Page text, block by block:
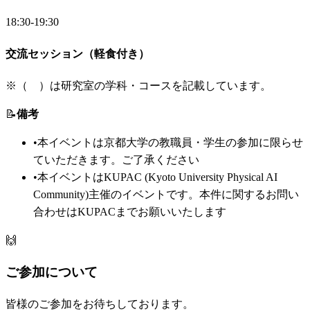
18:30-19:30
交流セッション（軽食付き）
※（ ）は研究室の学科・コースを記載しています。
📝備考
•本イベントは京都大学の教職員・学生の参加に限らせ
ていただきます。ご了承ください
•本イベントはKUPAC (Kyoto University Physical AI
Community)主催のイベントです。本件に関するお問い
合わせはKUPACまでお願いいたします
🙌
ご参加について
皆様のご参加をお待ちしております。